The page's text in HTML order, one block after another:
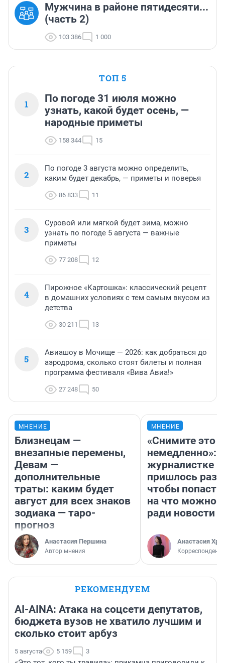
Мужчина в районе пятидесяти...
(часть 2)
103 386 1 000
ТОП 5
1
По погоде 31 июля можно
узнать, какой будет осень, —
народные приметы
158 344 15
2
По погоде 3 августа можно определить,
каким будет декабрь, — приметы и поверья
86 833 11
3
Суровой или мягкой будет зима, можно
узнать по погоде 5 августа — важные
приметы
77 208 12
4
Пирожное «Картошка»: классический рецепт
в домашних условиях с тем самым вкусом из
детства
30 211 13
5
Авиашоу в Мочище — 2026: как добраться до
аэродрома, сколько стоят билеты и полная
программа фестиваля «Вива Авиа!»
27 248 50
МНЕНИЕ
Близнецам —
внезапные перемены,
Девам —
дополнительные
траты: каким будет
август для всех знаков
зодиака — таро-
прогноз
Анастасия Першина
Автор мнения
МНЕНИЕ
«Снимите это
немедленно»:
журналистке
пришлось
чтобы попасть
на что можно
ради новости
Анастасия
Корреспондент
РЕКОМЕНДУЕМ
AI-AINA: Атака на соцсети депутатов,
бюджета вузов не хватило лучшим и
сколько стоит арбуз
5 августа 5 159 3